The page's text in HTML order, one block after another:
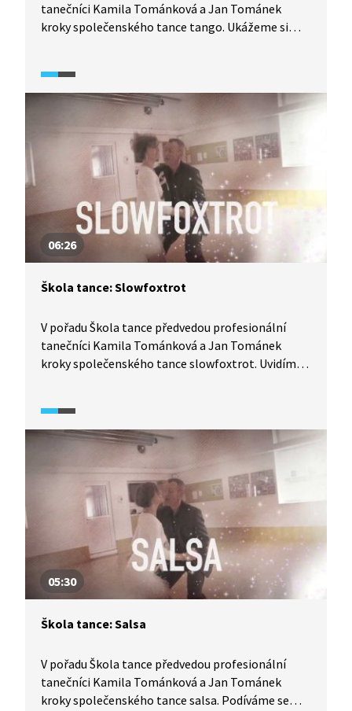
tanečníci Kamila Tománková a Jan Tománek
kroky společenského tance tango. Ukážeme si
naučit. Vyzkoušejte to také.
06:26
Škola tance: Slowfoxtrot
V pořadu Škola tance předvedou profesionální
tanečníci Kamila Tománková a Jan Tománek
kroky společenského tance slowfoxtrot. Uvidíme
naučit. Vyzkoušejte to také.
05:30
Škola tance: Salsa
V pořadu Škola tance předvedou profesionální
tanečníci Kamila Tománková a Jan Tománek
kroky společenského tance salsa. Podíváme se